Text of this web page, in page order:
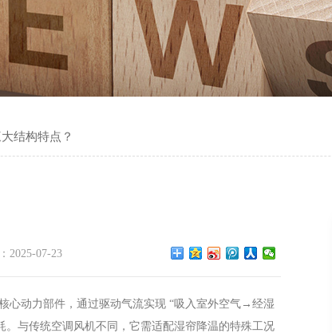
结构特点？
2025-07-23
心动力部件，通过驱动气流实现 “吸入室外空气→经湿
与传统空调风机不同，它需适配湿帘降温的特殊工况